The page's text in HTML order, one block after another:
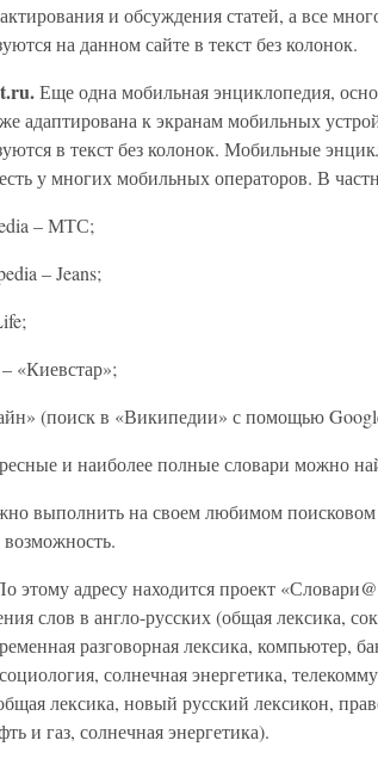
и обсуждения статей, а все
на данном сайте в текст без колонок.
Еще одна мобильная энциклопедия,
адаптирована к экранам мобильных
в текст без колонок. Мобильные
у многих мобильных операторов. В
– МТС;
– Jeans;
«Киевстар»;
(поиск в «Википедии» с помощью
и наиболее полные словари можно
выполнить на своем любимом поисковом
этому адресу находится проект
слов в англо-русских (общая лексика,
разговорная лексика, компьютер,
солнечная энергетика,
лексика, новый русский лексикон,
и газ, солнечная энергетика).